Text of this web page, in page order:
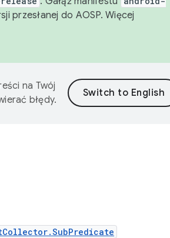
przesłanej do AOSP. Więcej
na Twój
błędy.